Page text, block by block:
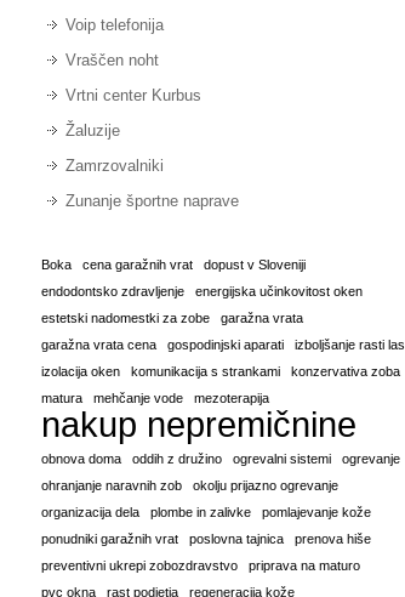
Voip telefonija
Vraščen noht
Vrtni center Kurbus
Žaluzije
Zamrzovalniki
Zunanje športne naprave
Boka cena garažnih vrat
dopust v Sloveniji
endodontsko zdravljenje
energijska učinkovitost oken
estetski nadomestki za zobe
garažna vrata
garažna vrata cena
gospodinjski aparati
izboljšanje rasti las
izolacija oken
komunikacija s strankami
konzervativa zoba
matura
mehčanje vode mezoterapija
nakup nepremičnine
obnova doma oddih z družino ogrevalni sistemi
ogrevanje
ohranjanje naravnih zob
okolju prijazno ogrevanje
organizacija dela
plombe in zalivke
pomlajevanje kože
ponudniki garažnih vrat
poslovna tajnica
prenova hiše
preventivni ukrepi zobozdravstvo
priprava na maturo
pvc okna
rast podjetja regeneracija kože